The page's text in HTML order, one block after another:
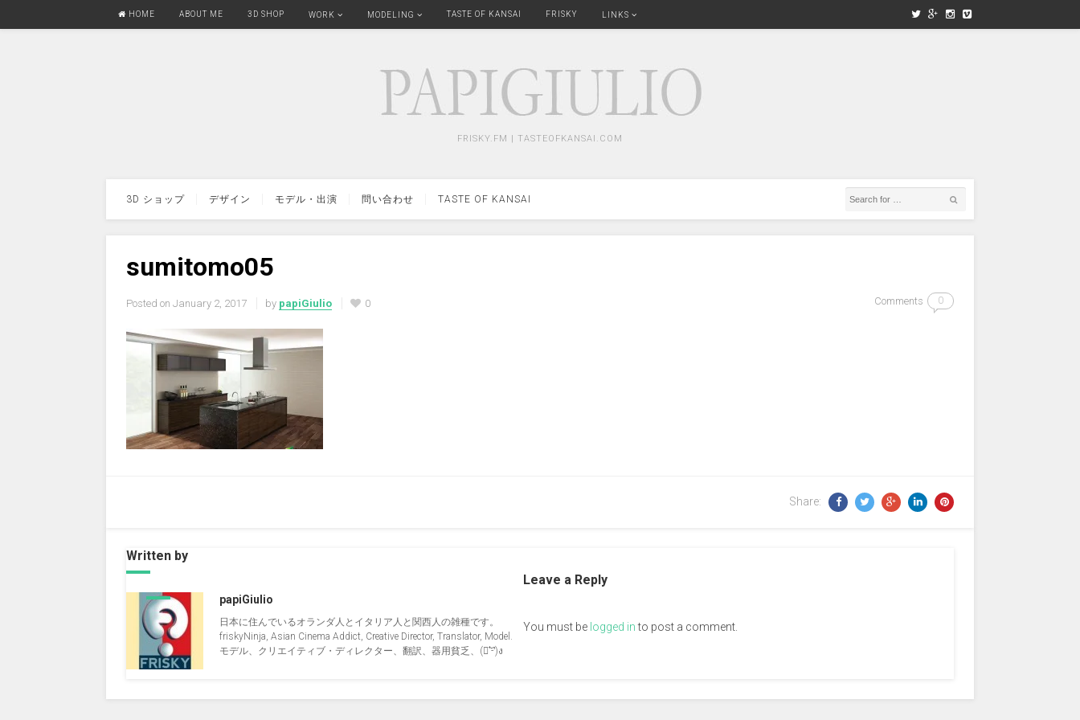
HOME ABOUT ME 3D SHOP WORK MODELING TASTE OF KANSAI FRISKY LINKS
FRISKY.FM | TASTEOFKANSAI.COM
3D ショップ デザイン モデル・出演 問い合わせ TASTE OF KANSAI
sumitomo05
Posted on January 2, 2017 by papiGiulio 0 Comments 0
Share:
Written by
papiGiulio
日本に住んでいるオランダ人とイタリア人と関西人の雑種です。
friskyNinja, Asian Cinema Addict, Creative Director, Translator, Model.
モデル、クリエイティブ・ディレクター、翻訳、器用貧乏、(ง︡'-'︠)ง
Leave a Reply
You must be logged into post a comment.